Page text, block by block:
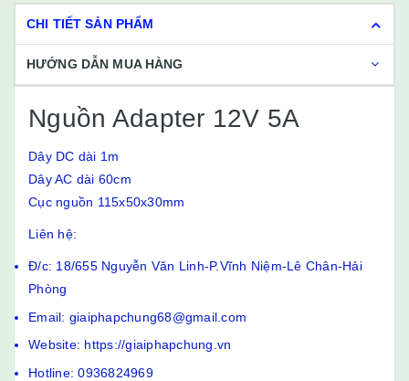
CHI TIẾT SẢN PHẨM
HƯỚNG DẪN MUA HÀNG
Nguồn Adapter 12V 5A
Dây DC dài 1m
Dây AC dài 60cm
Cục nguồn 115x50x30mm
Liên hệ:
Đ/c: 18/655 Nguyễn Văn Linh-P.Vĩnh Niệm-Lê Chân-Hải
Phòng
Email: giaiphapchung68@gmail.com
Website: https://giaiphapchung.vn
Hotline: 0936824969